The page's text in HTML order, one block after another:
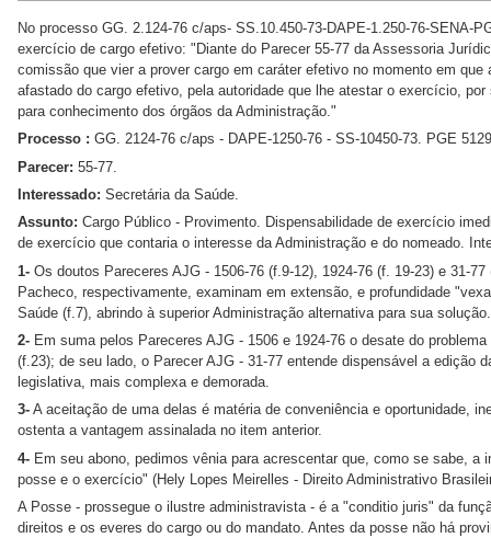
No processo GG. 2.124-76 c/aps- SS.10.450-73-DAPE-1.250-76-SENA-
exercício de cargo efetivo: "Diante do Parecer 55-77 da Assessoria
comissão que vier a prover cargo em caráter efetivo no momento em
afastado do cargo efetivo, pela autoridade que lhe atestar o exercício,
para conhecimento dos órgãos da Administração."
Processo : GG. 2124-76 c/aps - DAPE-1250-76 - SS-10450-73. PGE
Parecer: 55-77.
Interessado: Secretária da Saúde.
Assunto: Cargo Público - Provimento. Dispensabilidade de exercício
de exercício que contaria o interesse da Administração e do nomeado.
1- Os doutos Pareceres AJG - 1506-76 (f.9-12), 1924-76 (f. 19-23) e 31-
Pacheco, respectivamente, examinam em extensão, e profundidade
Saúde (f.7), abrindo à superior Administração alternativa para sua solução.
2- Em suma pelos Pareceres AJG - 1506 e 1924-76 o desate do
(f.23); de seu lado, o Parecer AJG - 31-77 entende dispensável a
legislativa, mais complexa e demorada.
3- A aceitação de uma delas é matéria de conveniência e oportunidade,
ostenta a vantagem assinalada no item anterior.
4- Em seu abono, pedimos vênia para acrescentar que, como se sabe,
posse e o exercício" (Hely Lopes Meirelles - Direito Administrativo
A Posse - prossegue o ilustre administravista - é a "conditio juris" da
direitos e os everes do cargo ou do mandato. Antes da posse não há